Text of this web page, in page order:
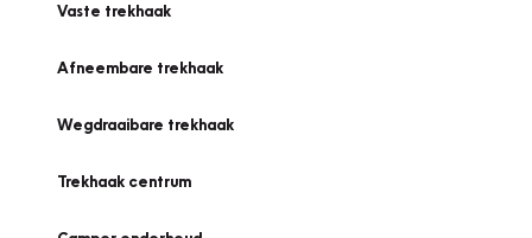
Vaste trekhaak
Afneembare trekhaak
Wegdraaibare trekhaak
Trekhaak centrum